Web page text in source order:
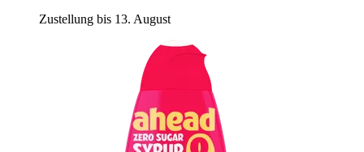
Zustellung bis 13. August